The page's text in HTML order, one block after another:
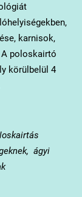
karnisok,
A poloskairtó
körülbelül 4
ágyi